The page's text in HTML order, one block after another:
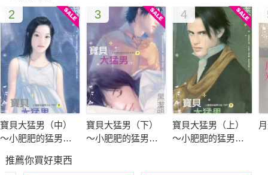
2
寶貝大猛男（中）
～小肥肥的猛男日
3
寶貝大猛男（下）
～小肥肥的猛男日
4
寶貝大猛男（上）
～小肥肥的猛男日
推薦你買好東西